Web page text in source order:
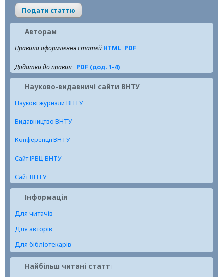
Подати статтю
Авторам
Правила оформлення статей HTML PDF
Додатки до правил PDF (дод. 1-4)
Науково-видавничі сайти ВНТУ
Наукові журнали ВНТУ
Видавництво ВНТУ
Конференції ВНТУ
Сайт ІРВЦ ВНТУ
Сайт ВНТУ
Інформація
Для читачів
Для авторів
Для бібліотекарів
Найбільш читані статті